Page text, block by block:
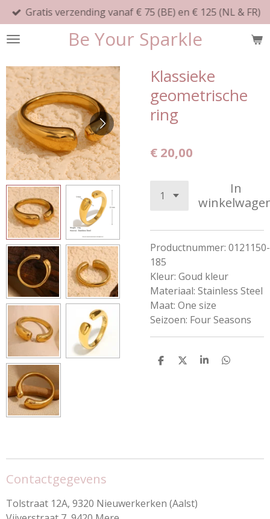
Ga
direct
naar
hoofdinhoud
Be Your Sparkle
Gratis verzending vanaf € 75 (BE) en € 125 (NL & FR)
Klassieke
geometrische
ring
€ 20,00
In
Productnummer: 0121150-
185
Kleur: Goud kleur
Materiaal: Stainless Steel
Maat: One size
Seizoen: Four Seasons
D
D
S
D
Contactgegevens
Tolstraat 12A, 9320 Nieuwerkerken (Aalst)